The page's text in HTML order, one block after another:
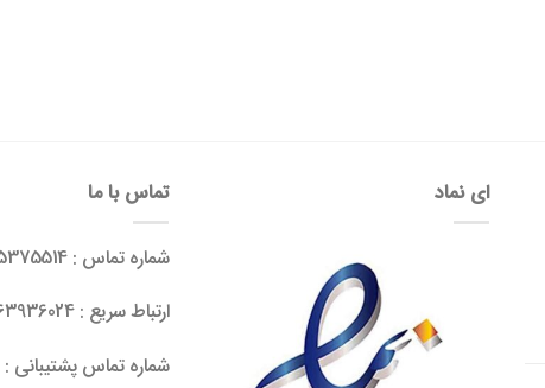
ای نماد تماس با ما
شماره تماس : 02155375514
ارتباط سریع : 09963936024
شماره تماس پشتیبانی : 09375299002